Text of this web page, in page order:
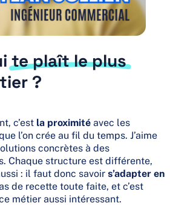
te plaît le plus
?
c’est la proximité avec les
l’on crée au fil du temps. J’aime
concrètes à des
Chaque structure est différente,
: il faut donc savoir s’adapter en
de recette toute faite, et c’est
métier aussi intéressant.